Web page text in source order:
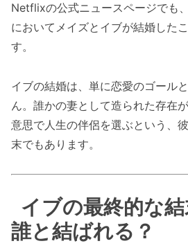
Netflixの公式ニュースページでも
においてメイズとイブが結婚した
す。
イブの結婚は、単に恋愛のゴール
ん。誰かの妻として造られた存在
意思で人生の伴侶を選ぶという、
末でもあります。
イブの最終的な
誰と結ばれる？